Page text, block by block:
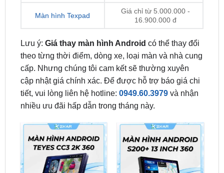
Lưu ý:Giá thay màn hình Androidcó thể thay đổi
cấp. Nhưng chúng tôi cam kết sẽ thường xuyên
cập nhật giá chính xác. Để được hỗ trợ báo giá chi
tiết, vui lòng liên hệ hotline:0949.60.3979 và nhận
nhiều ưu đãi hấp dẫn trong tháng này.